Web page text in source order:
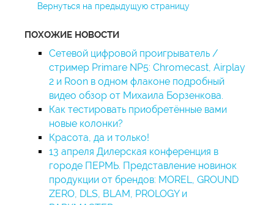
Вернуться на предыдущую страницу
ПОХОЖИЕ НОВОСТИ
Сетевой цифровой проигрыватель /
стример Primare NP5: Chromecast, Airplay
2 и Roon в одном флаконе подробный
видео обзор от Михаила Борзенкова.
Как тестировать приобретённые вами
новые колонки?
Красота, да и только!
13 апреля Дилерская конференция в
городе ПЕРМЬ. Представление новинок
продукции от брендов: MOREL, GROUND
ZERO, DLS, BLAM, PROLOGY и